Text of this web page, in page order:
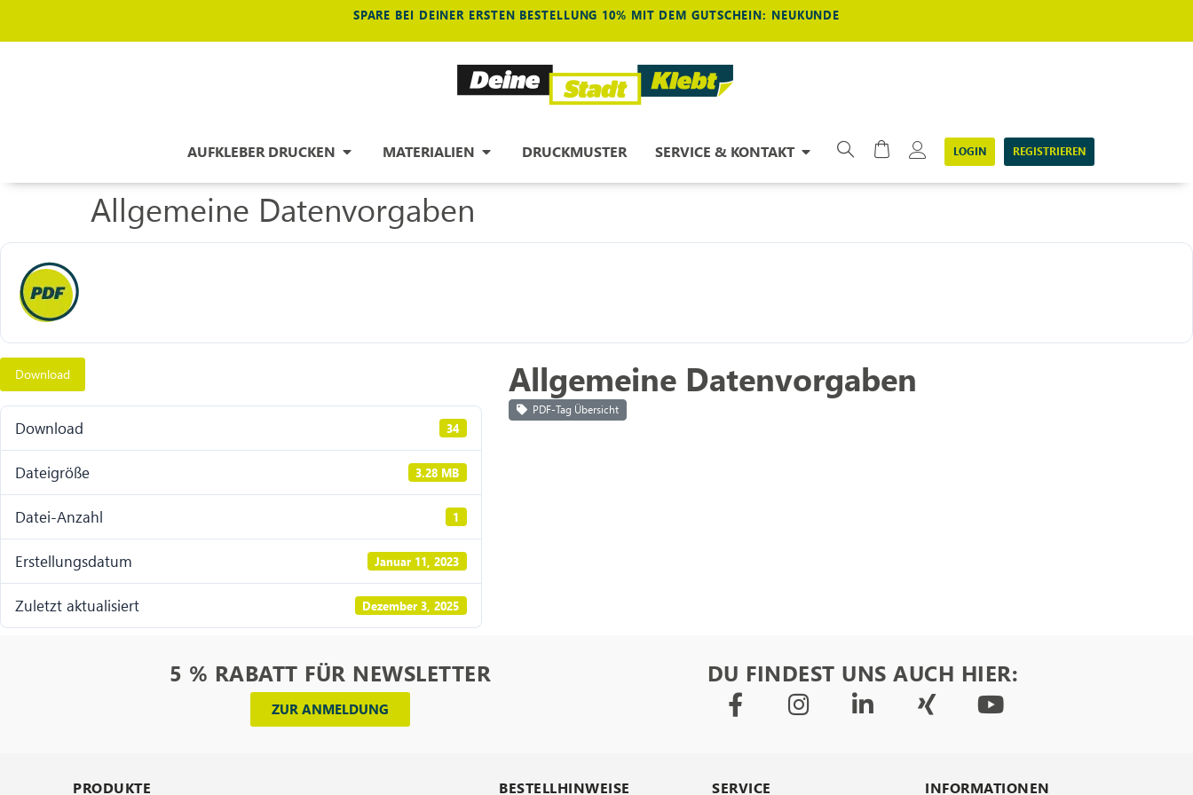
SPARE BEI DEINER ERSTEN BESTELLUNG 10% MIT DEM GUTSCHEIN: NEUKUNDE
AUFKLEBER DRUCKEN MATERIALIEN DRUCKMUSTER SERVICE & KONTAKT LOGIN REGISTRIEREN
Allgemeine Datenvorgaben
Download
Download 34
Dateigröße 3.28 MB
Datei-Anzahl 1
Erstellungsdatum Januar 11, 2023
Zuletzt aktualisiert Dezember 3, 2025
Allgemeine Datenvorgaben
PDF-Tag Übersicht
5 % RABATT FÜR NEWSLETTER
ZUR ANMELDUNG
DU FINDEST UNS AUCH HIER:
PRODUKTE BESTELLHINWEISE SERVICE INFORMATIONEN